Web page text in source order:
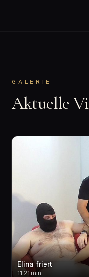
GALERIE
Aktuelle
Elina friert
11.21 min